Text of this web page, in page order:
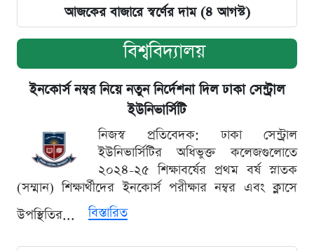
আজকের বাজারে স্বর্ণের দাম (৪ আগস্ট)
বিশ্ববিদ্যালয়
ইনকোর্স নম্বর নিয়ে নতুন নির্দেশনা দিল ঢাকা সেন্ট্রাল
ইউনিভার্সিটি
নিজস্ব প্রতিবেদক: ঢাকা সেন্ট্রাল
ইউনিভার্সিটির অধিভুক্ত কলেজগুলোতে
২০২৪-২৫ শিক্ষাবর্ষের প্রথম বর্ষ স্নাতক
(সম্মান) শিক্ষার্থীদের ইনকোর্স পরীক্ষার নম্বর এবং ক্লাসে
উপস্থিতির...
বিস্তারিত